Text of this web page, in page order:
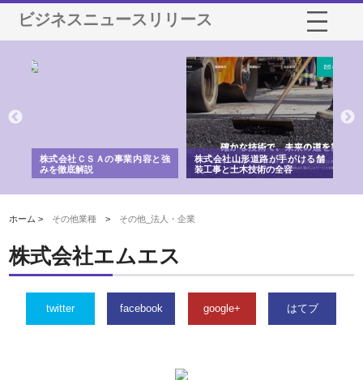
ビジネスニュースリリース
株式会社ＣＳＡの事業内容と強
みを徹底解説
株式会社山形道路が手がける舗
装工事と土木技術の全容
ホーム > その他業種 > その他_法人・企業
株式会社エムエス
twitter facebook google+ はてブ